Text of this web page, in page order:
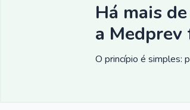
Há mais
a Medprev
O princípio é simples: